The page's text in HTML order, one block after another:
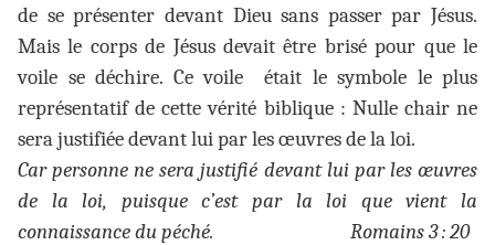
de se présenter devant Dieu sans passer par Jésus.
Mais le corps de Jésus devait être brisé pour que le
voile se déchire. Ce voile était le symbole le plus
représentatif de cette vérité biblique : Nulle chair ne
sera justifiée devant lui par les œuvres de la loi.
Car personne ne sera justifié devant lui par les œuvres
de la loi, puisque c’est par la loi que vient la
connaissance du péché. Romains 3 : 20